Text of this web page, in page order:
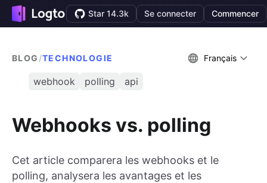
Star 14.3k Se connecter Commencer
BLOG /TECHNOLOGIE Français
webhook polling api
Webhooks vs. polling
Cet article comparera les webhooks et le
polling, analysera les avantages et les